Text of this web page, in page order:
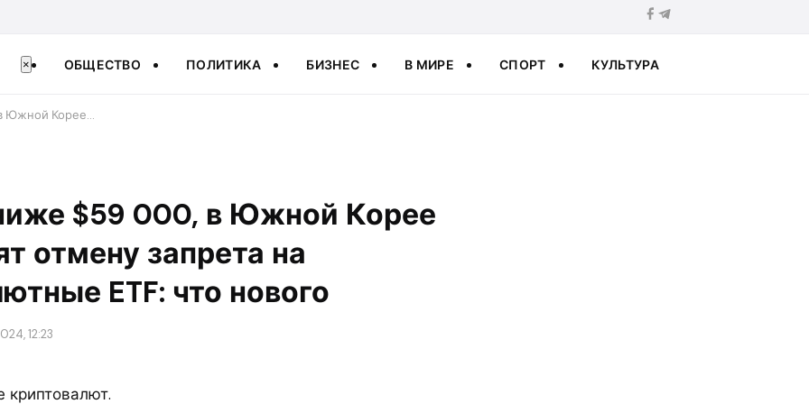
× ОБЩЕСТВО ПОЛИТИКА БИЗНЕС В МИРЕ СПОРТ КУЛЬТУРА
Южной Корее…
$59 000, в Южной Корее
отмену запрета на
ETF: что нового
12:23
криптовалют.